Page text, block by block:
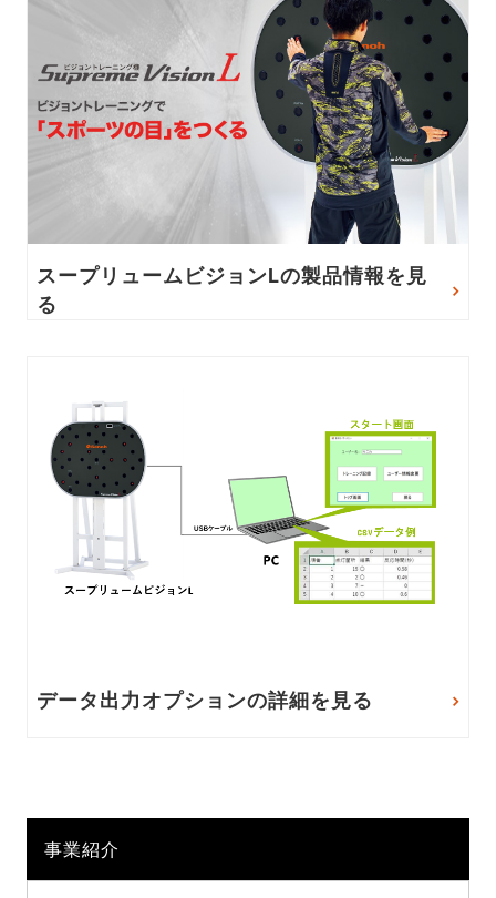
事業紹介
スープリュームビジョンLの製品情報を見
る
データ出力オプションの詳細を見る